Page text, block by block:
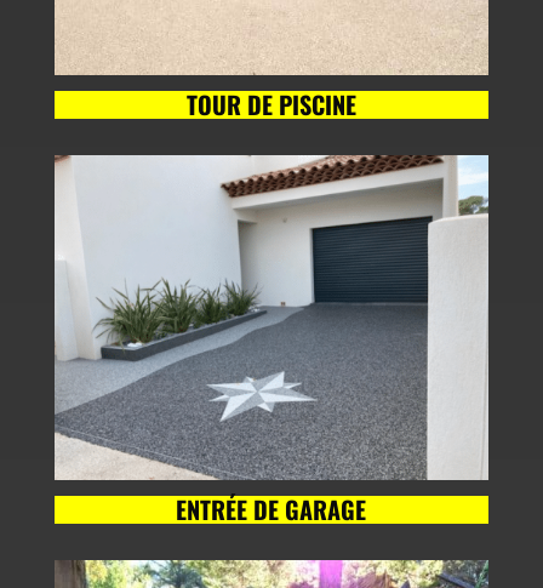
TOUR DE PISCINE
ENTRÉE DE GARAGE